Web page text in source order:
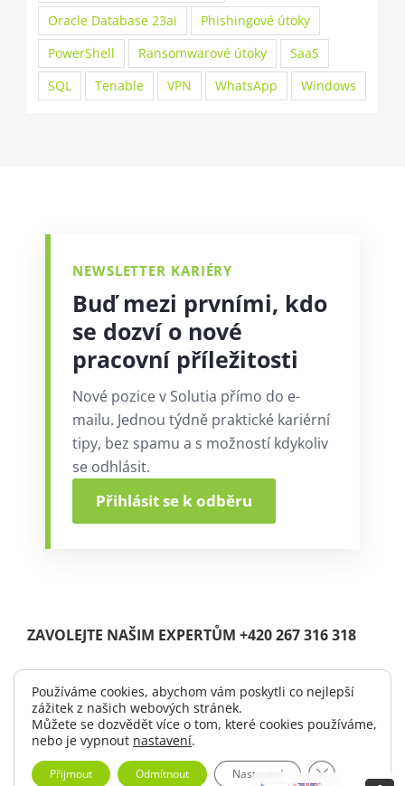
Oracle Database 23ai
Phishingové útoky
PowerShell
Ransomwarové útoky
SaaS
SQL
Tenable VPN WhatsApp Windows
NEWSLETTER KARIÉRY
Buď mezi prvními, kdo
se dozví o nové
pracovní příležitosti
Nové pozice v Solutia přímo do e-
mailu. Jednou týdně praktické kariérní
tipy, bez spamu a s možností kdykoliv
se odhlásit.
Přihlásit se k odběru
ZAVOLEJTE NAŠIM EXPERTŮM +420 267 316 318
© Copyright 2004 -2026 | Solutia s.r.o.| All Rights Reserved.
|Logo ke stažení
LinkedIn
Používáme cookies, abychom vám poskytli co nejlepší
zážitek z našich webových stránek.
Můžete se dozvědět více o tom, které cookies používáme,
nebo je vypnout nastavení.
Přijmout Odmítnout Nastavení Zavřít cookie